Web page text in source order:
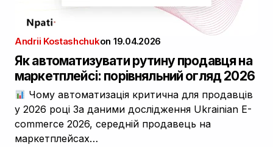
Andrii Kostashchukon 19.04.2026
Як автоматизувати рутину продавця на
маркетплейсі: порівняльний огляд 2026
Чому автоматизація критична для продавців
у 2026 році За даними дослідження Ukrainian E-
commerce 2026, середній продавець на
маркетплейсах…